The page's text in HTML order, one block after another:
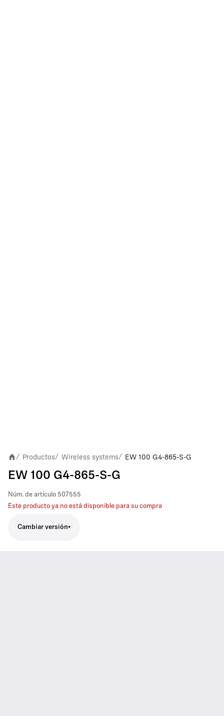
/ Productos/ Wireless systems/ EW 100 G4-865-S-G
EW 100 G4-865-S-G
Núm. de artículo 507555
Este producto ya no está disponible para su compra
Cambiar versión